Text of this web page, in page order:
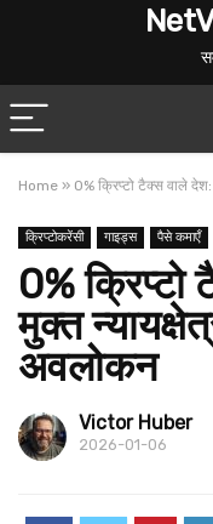
Home » 0% क्रिप्टो टैक्स वाले
क्रिप्टोकरेंसी गाइड्स पैसे कमाएँ
0%
मुक्त
अवलोकन
Victor Huber
2026-01-06